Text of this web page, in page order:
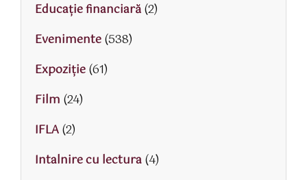
Educaţie financiară(2)
Evenimente(538)
Expoziție(61)
Film (24)
IFLA(2)
Intalnire cu lectura(4)